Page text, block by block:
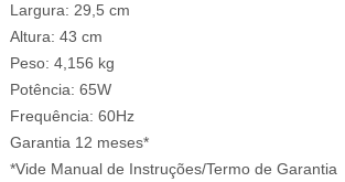
Largura: 29,5 cm
Altura: 43 cm
Peso: 4,156 kg
Potência: 65W
Frequência: 60Hz
Garantia 12 meses*
*Vide Manual de Instruções/Termo de Garantia